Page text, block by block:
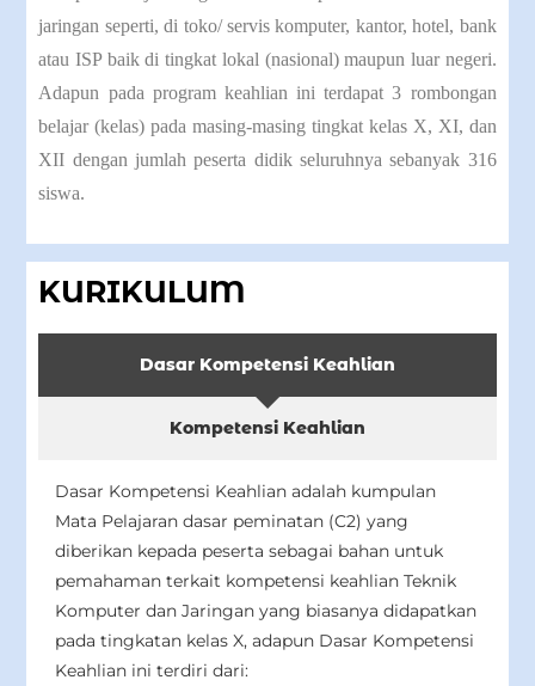
jaringan seperti, di toko/ servis komputer, kantor, hotel, bank
atau ISP baik di tingkat lokal (nasional) maupun luar negeri.
Adapun pada program keahlian ini terdapat 3 rombongan
belajar (kelas) pada masing-masing tingkat kelas X, XI, dan
XII dengan jumlah peserta didik seluruhnya sebanyak 316
siswa.
KURIKULUM
Dasar Kompetensi Keahlian
Kompetensi Keahlian
Dasar Kompetensi Keahlian adalah kumpulan
Mata Pelajaran dasar peminatan (C2) yang
diberikan kepada peserta sebagai bahan untuk
pemahaman terkait kompetensi keahlian Teknik
Komputer dan Jaringan yang biasanya didapatkan
pada tingkatan kelas X, adapun Dasar Kompetensi
Keahlian ini terdiri dari: